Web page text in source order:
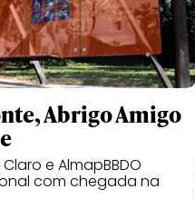
Abrigo Amigo
e AlmapBBDO
com chegada na